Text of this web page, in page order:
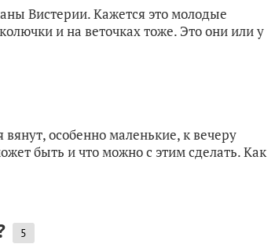
Вистерии. Кажется это молодые
и на веточках тоже. Это они или у
особенно маленькие, к вечеру
быть и что можно с этим сделать. Как
5